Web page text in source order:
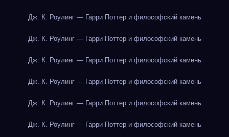
Дж. К. Роулинг — Гарри Поттер и философский камень
Дж. К. Роулинг — Гарри Поттер и философский камень
Дж. К. Роулинг — Гарри Поттер и философский камень
Дж. К. Роулинг — Гарри Поттер и философский камень
Дж. К. Роулинг — Гарри Поттер и философский камень
Дж. К. Роулинг — Гарри Поттер и философский камень